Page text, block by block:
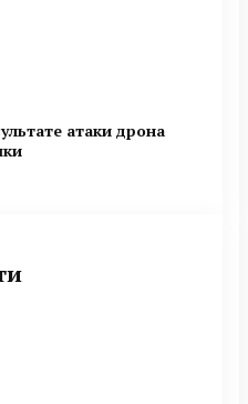
атаки дрона